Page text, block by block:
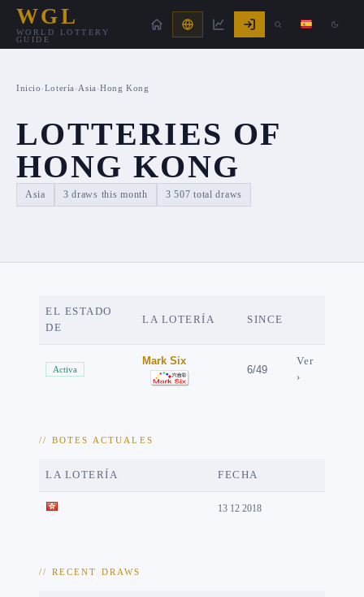
WGL
WORLD LOTTERY
GUIDE
Inicio›Lotería ›Asia ›Hong Kong
LOTTERIES OF
HONG KONG
Asia 3 draws this month 3 507 total draws
EL ESTADO
DE
LA LOTERÍA SINCE
Activa
Mark Six
6/49
Ver
›
// BOTES ACTUALES
LA LOTERÍA FECHA
13 12 2018
// RECENT DRAWS